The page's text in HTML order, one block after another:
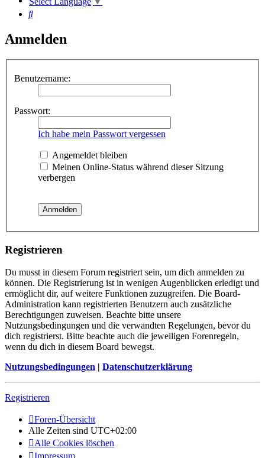
Suche
Anmelden
Benutzername:
Passwort:
Ich habe mein Passwort vergessen
Angemeldet bleiben
Meinen Online-Status während dieser Sitzung
verbergen
Registrieren
Du musst in diesem Forum registriert sein, um dich anmelden zu
können. Die Registrierung ist in wenigen Augenblicken erledigt und
ermöglicht dir, auf weitere Funktionen zuzugreifen. Die Board-
Administration kann registrierten Benutzern auch zusätzliche
Berechtigungen zuweisen. Beachte bitte unsere
Nutzungsbedingungen und die verwandten Regelungen, bevor du
dich registrierst. Bitte beachte auch die jeweiligen Forenregeln,
wenn du dich in diesem Board bewegst.
Nutzungsbedingungen | Datenschutzerklärung
Registrieren
Foren-Übersicht
Alle Zeiten sind UTC+02:00
Alle Cookies löschen